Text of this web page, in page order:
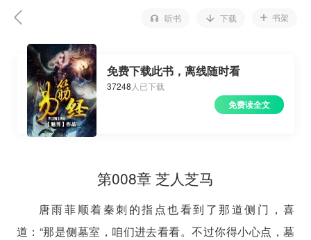
听书 下载 书架
免费下载此书，离线随时看
37248 人已下载
免费读全文
第008章 芝人芝马
唐雨菲顺着秦刺的指点也看到了那道侧门，喜
道：“那是侧墓室，咱们进去看看。不过你得小心点，墓